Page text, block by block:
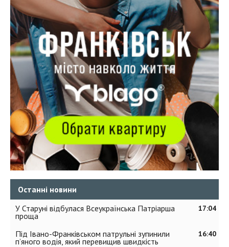
Останні новини
17:04
У Старуні відбулася Всеукраїнська Патріарша
проща
16:40
Під Івано-Франківськом патрульні зупинили
п’яного водія, який перевищив швидкість